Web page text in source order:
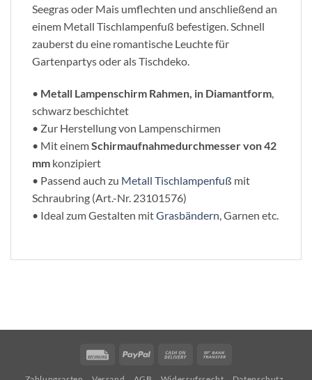
Seegras oder Mais umflechten und anschließend an
einem Metall Tischlampenfuß befestigen. Schnell
zauberst du eine romantische Leuchte für
Gartenpartys oder als Tischdeko.
• Metall Lampenschirm Rahmen, in Diamantform
schwarz beschichtet
• Zur Herstellung von Lampenschirmen
• Mit einemSchirmaufnahmedurchmesser von 42
mm konzipiert
• Passend auch zu Metall Tischlampenfuß mit
Schraubring (Art.-Nr. 23101576)
• Ideal zum Gestalten mitGrasbändern , Garnen etc.
RechungPayPal
Cash